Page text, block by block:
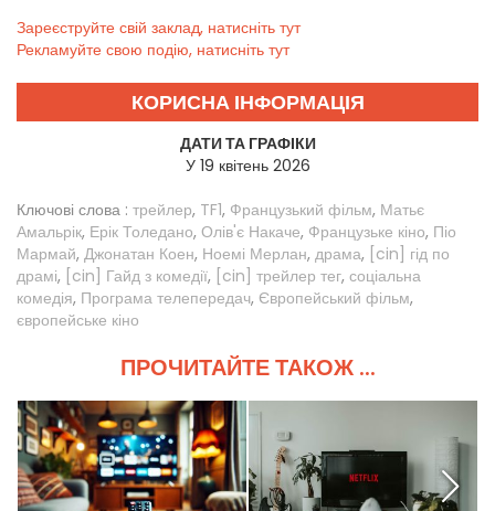
Зареєструйте свій заклад, натисніть тут
Рекламуйте свою подію, натисніть тут
КОРИСНА ІНФОРМАЦІЯ
ДАТИ ТА ГРАФІКИ
У 19 квітень 2026
Ключові слова : трейлер, TF1, Французький фільм, Матьє
Амальрік, Ерік Толедано, Олів'є Накаче, Французьке кіно, Піо
Мармай, Джонатан Коен, Ноемі Мерлан, драма, [cin] гід по
драмі, [cin] Гайд з комедії, [cin] трейлер тег, соціальна
комедія, Програма телепередач, Європейський фільм,
європейське кіно
ПРОЧИТАЙТЕ ТАКОЖ ...